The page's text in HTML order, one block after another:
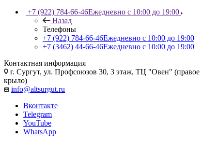
+7 (922) 784-66-46Ежедневно с 10:00 до 19:00
Назад
Телефоны
+7 (922) 784-66-46Ежедневно с 10:00 до 19:00
+7 (3462) 44-66-46Ежедневно с 10:00 до 19:00
Контактная информация
г. Сургут, ул. Профсоюзов 30, 3 этаж, ТЦ "Овен" (правое
крыло)
info@altsurgut.ru
Вконтакте
Telegram
YouTube
WhatsApp